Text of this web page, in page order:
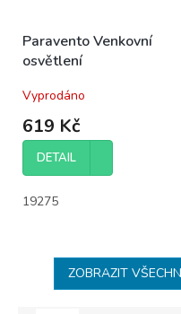
Paravento Venkovní
osvětlení
Vyprodáno
619 Kč
DETAIL
19275
ZOBRAZIT